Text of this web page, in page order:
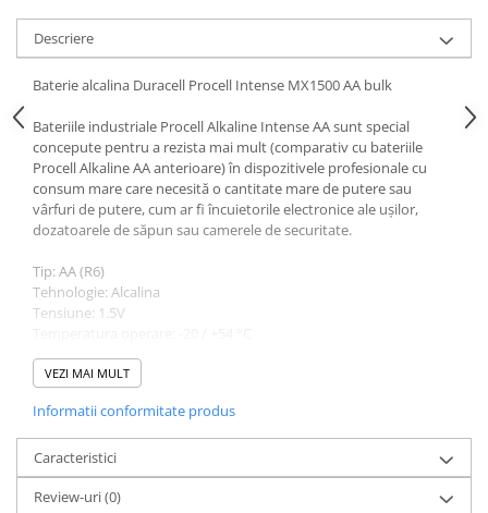
Descriere
Baterie alcalina Duracell Procell Intense MX1500 AA bulk
Bateriile industriale Procell Alkaline Intense AA sunt special
concepute pentru a rezista mai mult (comparativ cu bateriile
Procell Alkaline AA anterioare) în dispozitivele profesionale cu
consum mare care necesită o cantitate mare de putere sau
vârfuri de putere, cum ar fi încuietorile electronice ale ușilor,
dozatoarele de săpun sau camerele de securitate.
Tip: AA (R6)
Tehnologie: Alcalina
Tensiune: 1.5V
Greutate: 24g
VEZI MAI MULT
Informatii conformitate produs
Caracteristici
Review-uri(0)